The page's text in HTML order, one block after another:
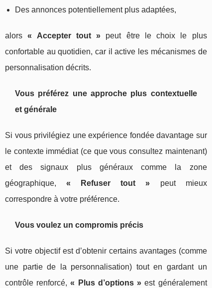
Des annonces potentiellement plus adaptées,
alors« Accepter tout » peut être le choix le plus
confortable au quotidien, car il active les mécanismes de
personnalisation décrits.
Vous préférez une approche plus contextuelle
et générale
Si vous privilégiez une expérience fondée davantage sur
le contexte immédiat (ce que vous consultez maintenant)
et des signaux plus généraux comme la zone
géographique,« Refuser tout » peut mieux
correspondre à votre préférence.
Vous voulez un compromis précis
Si votre objectif est d’obtenir certains avantages (comme
une partie de la personnalisation) tout en gardant un
contrôle renforcé,« Plus d’options » est généralement